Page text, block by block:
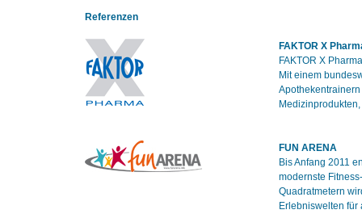
Referenzen
FAKTOR X
FAKTOR X
Mit einem
Apothekentrainern
FUN ARENA
Bis Anfang 2011
modernste
Quadratmetern
Erlebniswelten für